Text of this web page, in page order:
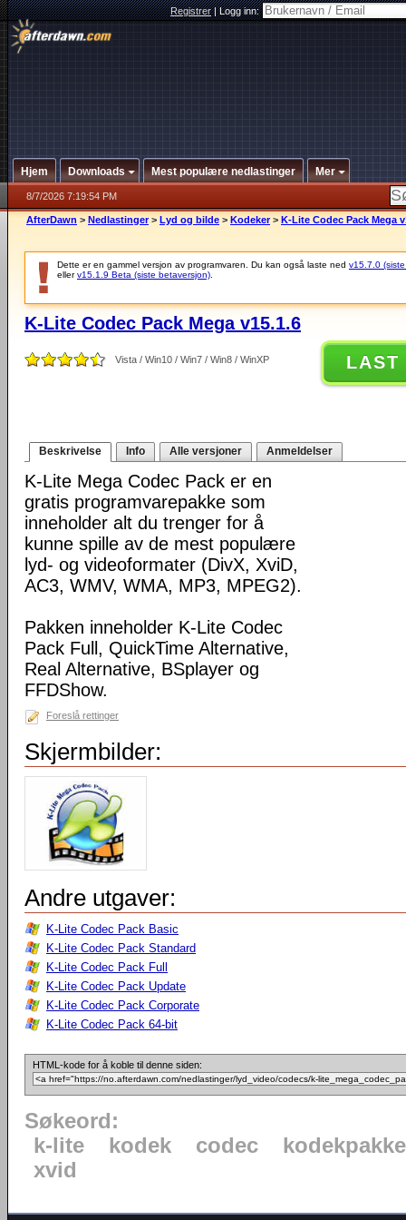
Registrer|Logg inn:
Hjem Downloads Mest populære nedlastinger Mer
8/7/2026 7:19:54 PM
AfterDawn > Nedlastinger > Lyd og bilde > Kodeker > K-Lite Codec Pack Mega
Dette er en gammel versjon av programvaren. Du kan også laste ned v15.7.0
ellerv15.1.9 Beta (siste betaversjon)
K-Lite Codec Pack Mega v15.1.6
Vista / Win10 / Win7 / Win8 / WinXP LAST
Beskrivelse Info Alle versjoner Anmeldelser
K-Lite Mega Codec Pack er en
gratis programvarepakke som
inneholder alt du trenger for å
kunne spille av de mest populære
lyd- og videoformater (DivX, XviD,
AC3, WMV, WMA, MP3, MPEG2).
Pakken inneholder K-Lite Codec
Pack Full, QuickTime Alternative,
Real Alternative, BSplayer og
FFDShow.
Foreslå rettinger
Skjermbilder:
Andre utgaver:
K-Lite Codec Pack Basic
K-Lite Codec Pack Standard
K-Lite Codec Pack Full
K-Lite Codec Pack Update
K-Lite Codec Pack Corporate
K-Lite Codec Pack 64-bit
HTML-kode for å koble til denne siden:
Søkeord:
k-lite
kodek codec
kodekpakke
xvid